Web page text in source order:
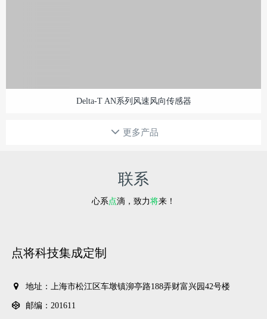
Delta-T AN系列风速风向传感器
更多产品
联系
心系点滴，致力将来！
点将科技集成定制
地址：上海市松江区车墩镇泖亭路188弄财富兴园42号楼
邮编：201611